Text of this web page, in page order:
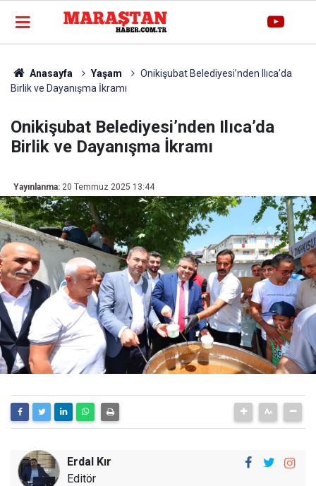
Anasayfa Yaşam
Onikişubat Belediyesi’nden Ilıca’da
Birlik ve Dayanışma İkramı
Onikişubat Belediyesi’nden Ilıca’da
Birlik ve Dayanışma İkramı
Yayınlanma: 20 Temmuz 2025 13:44
Erdal Kır
Editör